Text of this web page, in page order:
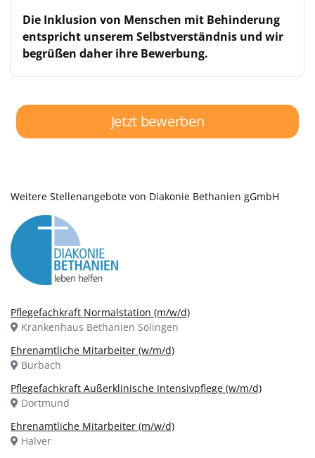
Die Inklusion von Menschen mit Behinderung
entspricht unserem Selbstverständnis und wir
begrüßen daher ihre Bewerbung.
Jetzt bewerben
Weitere Stellenangebote von Diakonie Bethanien gGmbH
Pflegefachkraft Normalstation (m/w/d)
Krankenhaus Bethanien Solingen
Ehrenamtliche Mitarbeiter (w/m/d)
Burbach
Pflegefachkraft Außerklinische Intensivpflege (w/m/d)
Dortmund
Ehrenamtliche Mitarbeiter (m/w/d)
Halver